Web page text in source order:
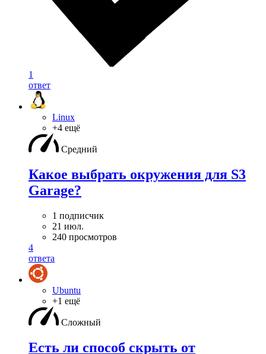
1
ответ
Linux
+4 ещё
Средний
Какое выбрать окружения для S3
Garage?
1 подписчик
21 июл.
240 просмотров
4
ответа
Ubuntu
+1 ещё
Сложный
Есть ли способ скрыть от